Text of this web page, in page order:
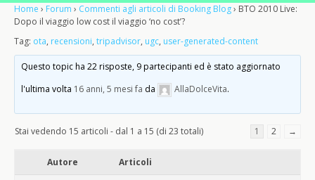
Home › Forum › Commenti agli articoli di Booking Blog› BTO 2010 Live:
Dopo il viaggio low cost il viaggio ‘no cost’?
Tag: ota, recensioni, tripadvisor, ugc, user-generated-content
Questo topic ha 22 risposte, 9 partecipanti ed è stato aggiornato
l'ultima volta 16 anni, 5 mesi fa da AllaDolceVita.
Stai vedendo 15 articoli - dal 1 a 15 (di 23 totali) 1 2 →
Autore Articoli